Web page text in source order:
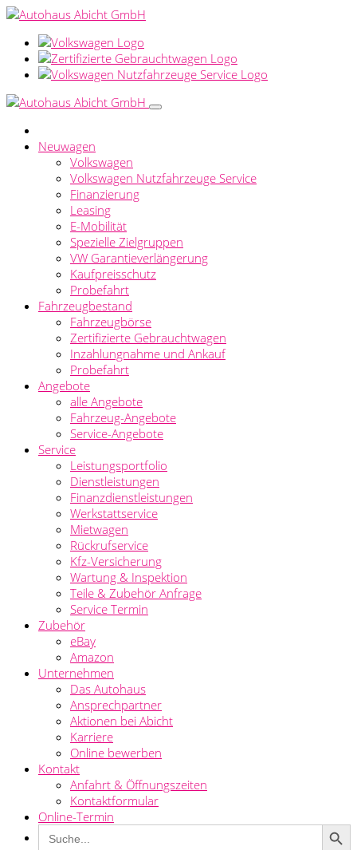
Neuwagen
Volkswagen
Volkswagen Nutzfahrzeuge Service
Finanzierung
Leasing
E-Mobilität
Spezielle Zielgruppen
VW Garantieverlängerung
Kaufpreisschutz
Probefahrt
Fahrzeugbestand
Fahrzeugbörse
Zertifizierte Gebrauchtwagen
Inzahlungnahme und Ankauf
Probefahrt
Angebote
alle Angebote
Fahrzeug-Angebote
Service-Angebote
Service
Leistungsportfolio
Dienstleistungen
Finanzdienstleistungen
Werkstattservice
Mietwagen
Rückrufservice
Kfz-Versicherung
Wartung & Inspektion
Teile & Zubehör Anfrage
Service Termin
Zubehör
eBay
Amazon
Unternehmen
Das Autohaus
Ansprechpartner
Aktionen bei Abicht
Karriere
Online bewerben
Kontakt
Anfahrt & Öffnungszeiten
Kontaktformular
Online-Termin
Search
for:
Search Button